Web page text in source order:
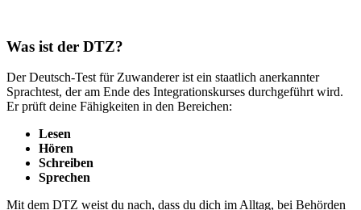
Was ist der DTZ?
Der Deutsch-Test für Zuwanderer ist ein staatlich anerkannter
Sprachtest, der am Ende des Integrationskurses durchgeführt wird.
Er prüft deine Fähigkeiten in den Bereichen:
Lesen
Hören
Schreiben
Sprechen
Mit dem DTZ weist du nach, dass du dich im Alltag, bei Behörden